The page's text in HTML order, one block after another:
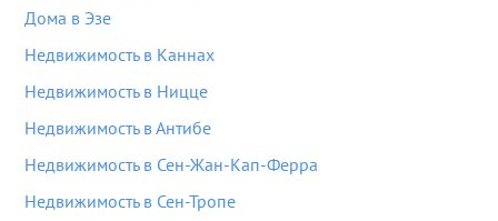
Дома в Эзе
Недвижимость в Каннах
Недвижимость в Ницце
Недвижимость в Антибе
Недвижимость в Сен-Жан-Кап-Ферра
Недвижимость в Сен-Тропе